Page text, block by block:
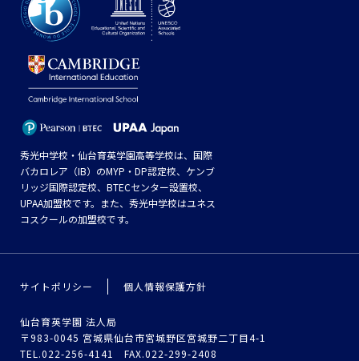
秀光中学校・仙台育英学園高等学校は、国際
バカロレア（IB）のMYP・DP認定校、ケンブ
リッジ国際認定校、BTECセンター設置校、
UPAA加盟校です。また、秀光中学校はユネス
コスクールの加盟校です。
サイトポリシー 個人情報保護方針
仙台育英学園 法人局
〒983-0045 宮城県仙台市宮城野区宮城野二丁目4-1
TEL.022-256-4141 FAX.022-299-2408